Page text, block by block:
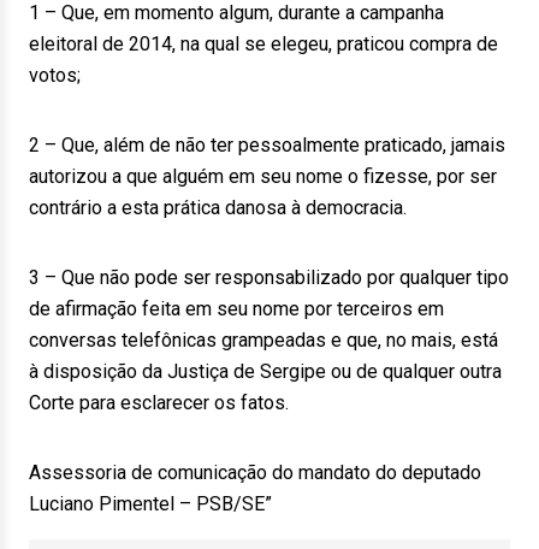
1 – Que, em momento algum, durante a campanha
eleitoral de 2014, na qual se elegeu, praticou compra de
votos;
2 – Que, além de não ter pessoalmente praticado, jamais
autorizou a que alguém em seu nome o fizesse, por ser
contrário a esta prática danosa à democracia.
3 – Que não pode ser responsabilizado por qualquer tipo
de afirmação feita em seu nome por terceiros em
conversas telefônicas grampeadas e que, no mais, está
à disposição da Justiça de Sergipe ou de qualquer outra
Corte para esclarecer os fatos.
Assessoria de comunicação do mandato do deputado
Luciano Pimentel – PSB/SE”